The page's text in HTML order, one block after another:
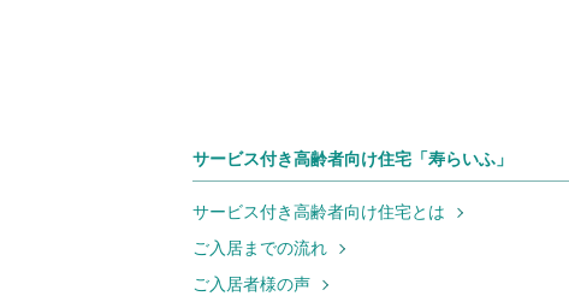
サービス付き高齢者向け住宅「寿らいふ」
サービス付き高齢者向け住宅とは
ご入居までの流れ
ご入居者様の声